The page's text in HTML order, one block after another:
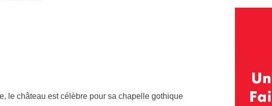
le château est célèbre pour sa chapelle gothique